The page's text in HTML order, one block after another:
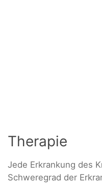
Therapie
Jede Erkrankung des
Schweregrad der